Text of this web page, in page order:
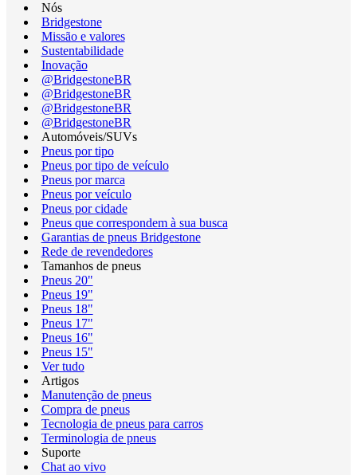
Nós
Bridgestone
Missão e valores
Sustentabilidade
Inovação
@BridgestoneBR
@BridgestoneBR
@BridgestoneBR
@BridgestoneBR
Automóveis/SUVs
Pneus por tipo
Pneus por tipo de veículo
Pneus por marca
Pneus por veículo
Pneus por cidade
Pneus que correspondem à sua busca
Garantias de pneus Bridgestone
Rede de revendedores
Tamanhos de pneus
Pneus 20"
Pneus 19"
Pneus 18"
Pneus 17"
Pneus 16"
Pneus 15"
Ver tudo
Artigos
Manutenção de pneus
Compra de pneus
Tecnologia de pneus para carros
Terminologia de pneus
Suporte
Chat ao vivo